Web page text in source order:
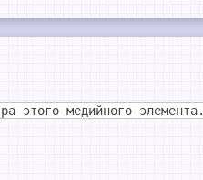
этого медийного элемента.